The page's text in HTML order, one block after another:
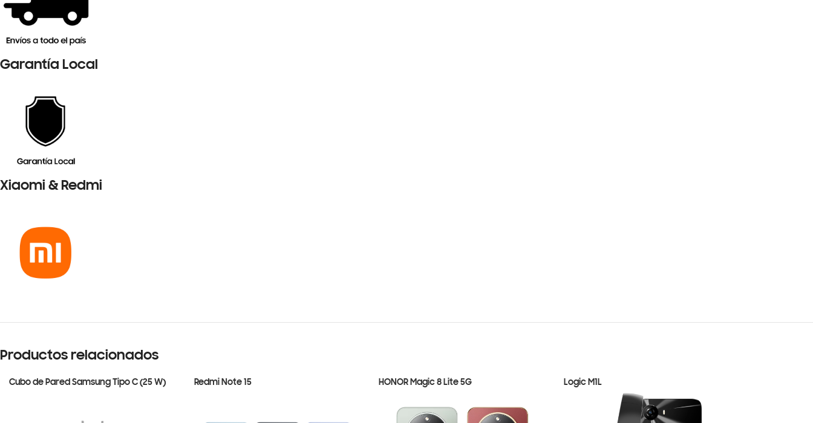
Garantía Local
Xiaomi & Redmi
Productos relacionados
Cubo de Pared Samsung Tipo C (25 W) Redmi Note 15 HONOR Magic 8 Lite 5G Logic M1L